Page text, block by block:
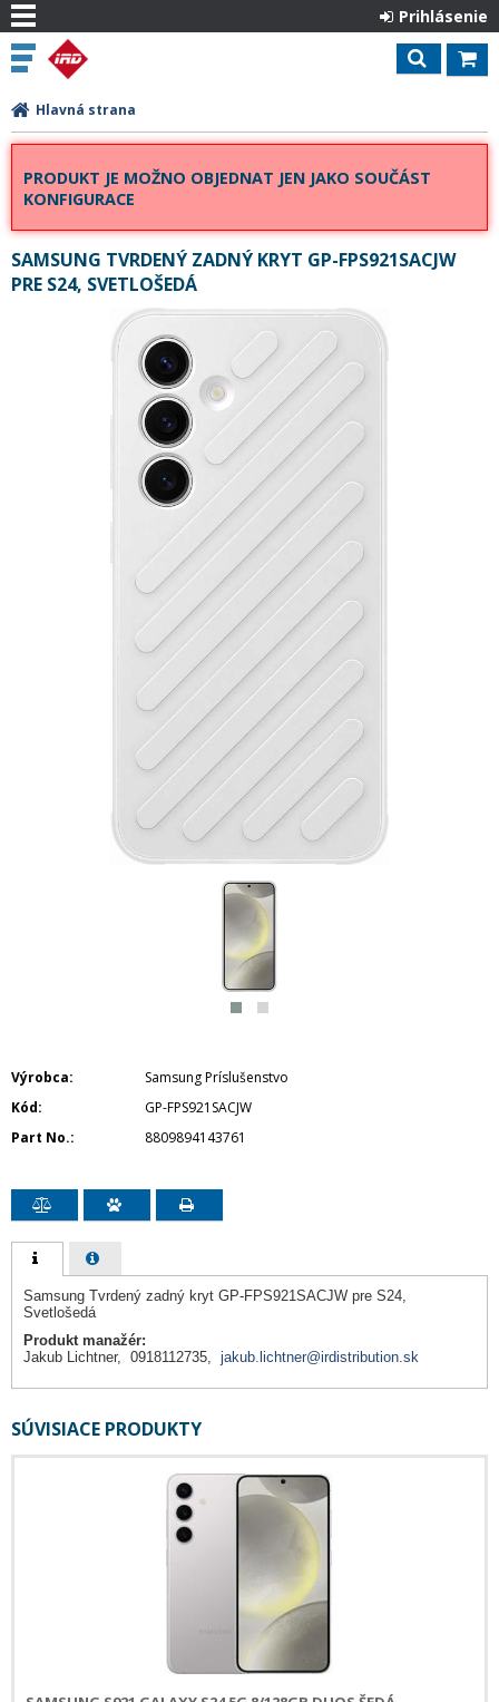
Prihlásenie
Hlavná strana
PRODUKT JE MOŽNO OBJEDNAT JEN JAKO SOUČÁST
KONFIGURACE
SAMSUNG TVRDENÝ ZADNÝ KRYT GP-FPS921SACJW
PRE S24, SVETLOŠEDÁ
Výrobca
Samsung Príslušenstvo
Kód
GP-FPS921SACJW
Part No.
8809894143761
Samsung Tvrdený zadný kryt GP-FPS921SACJW pre S24,
Svetlošedá
Produkt manažér:
Jakub Lichtner, 0918112735, jakub.lichtner@irdistribution.sk
SÚVISIACE PRODUKTY